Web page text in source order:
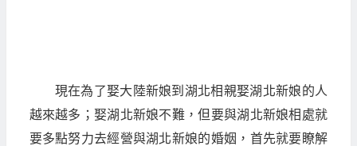
現在為了娶大陸新娘到湖北相親娶湖北新娘的人
越來越多；娶湖北新娘不難，但要與湖北新娘相處就
要多點努力去經營與湖北新娘的婚姻，首先就要瞭解